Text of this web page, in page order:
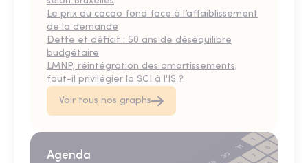
Le prix du cacao fond face à l’affaiblissement
de la demande
Dette et déficit : 50 ans de déséquilibre
budgétaire
LMNP, réintégration des amortissements,
faut-il privilégier la SCI à l'IS ?
Voir tous nos graphs
Agenda